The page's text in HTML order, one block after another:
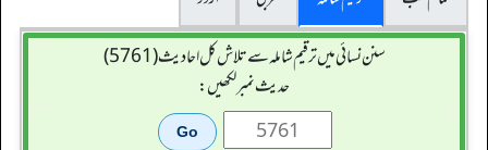
سنن نسائی میں ترقیم شاملہ سے تلاش کل احادیث (5761)
حدیث نمبر لکھیں: